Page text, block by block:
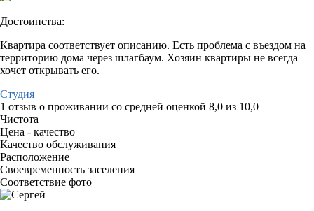
Достоинства:
Квартира соответствует описанию. Есть проблема с въездом на
территорию дома через шлагбаум. Хозяин квартиры не всегда
хочет открывать его.
Студия
1 отзыв о проживании со средней оценкой 8,0 из 10,0
Чистота
Цена - качество
Качество обслуживания
Расположение
Своевременность заселения
Соответствие фото